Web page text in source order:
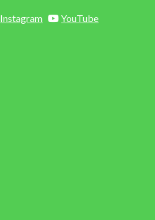
Instagram YouTube